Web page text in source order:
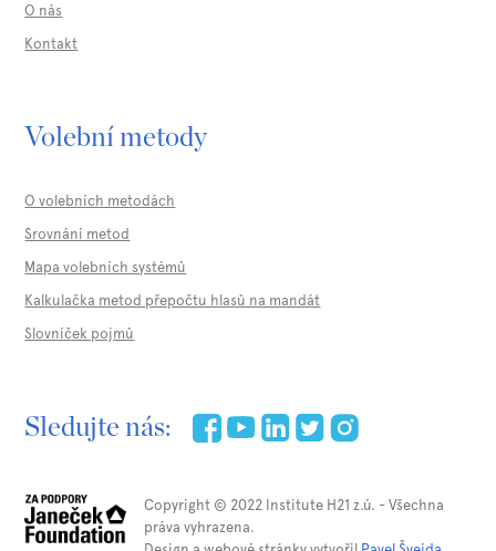
O nás
Kontakt
Volební metody
O volebních metodách
Srovnání metod
Mapa volebních systémů
Kalkulačka metod přepočtu hlasů na mandát
Slovníček pojmů
Sledujte nás:
Copyright © 2022 Institute H21 z.ú. - Všechna
práva vyhrazena.